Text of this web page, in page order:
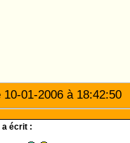
10-01-2006 à
a écrit :